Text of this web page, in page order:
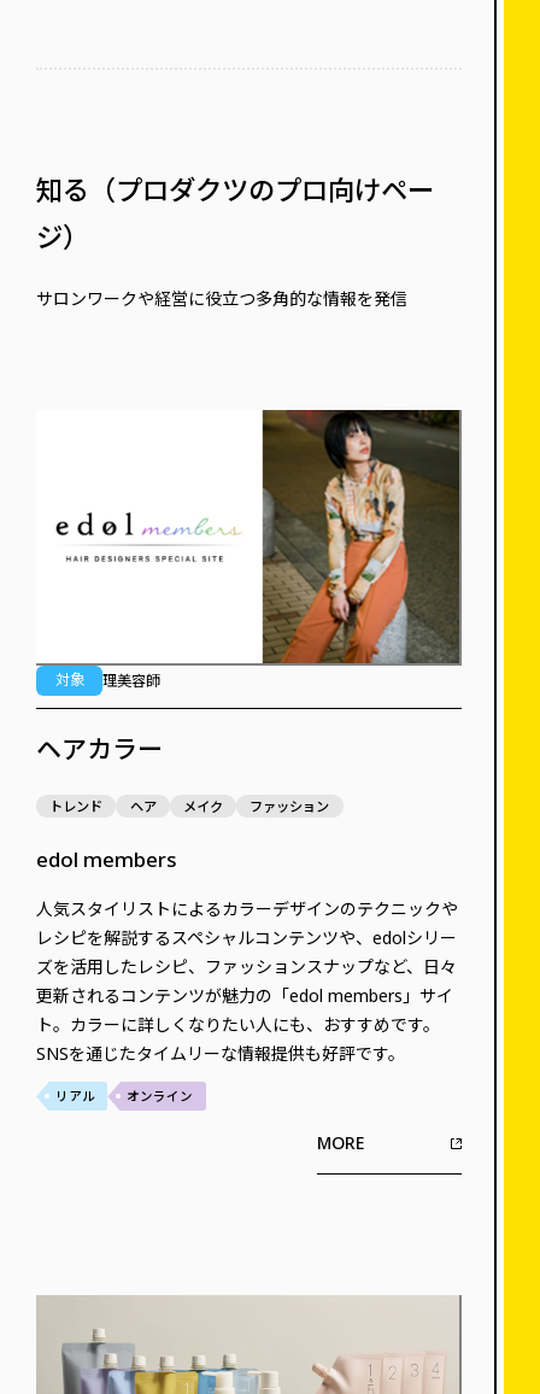
知る（プロダクツのプロ向けペー
ジ）
サロンワークや経営に役立つ多角的な情報を発信
対象 理美容師
ヘアカラー
トレンド ヘア メイク ファッション
edol members
人気スタイリストによるカラーデザインのテクニックや
レシピを解説するスペシャルコンテンツや、edolシリー
ズを活用したレシピ、ファッションスナップなど、日々
更新されるコンテンツが魅力の「edol members」サイ
ト。カラーに詳しくなりたい人にも、おすすめです。
SNSを通じたタイムリーな情報提供も好評です。
リアル オンライン
MORE